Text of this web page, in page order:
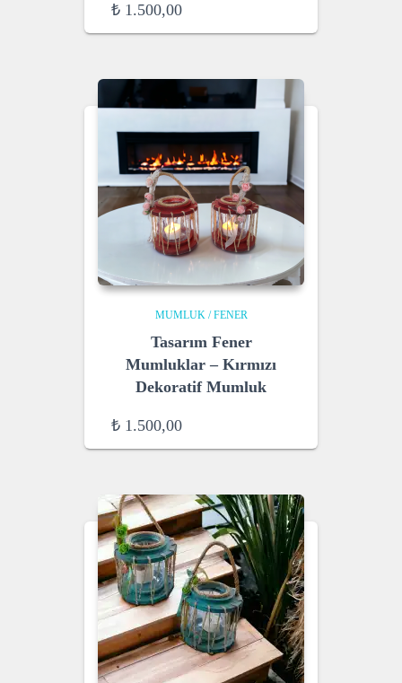
₺ 1.500,00
MUMLUK / FENER
Tasarım Fener
Mumluklar – Kırmızı
Dekoratif Mumluk
₺ 1.500,00